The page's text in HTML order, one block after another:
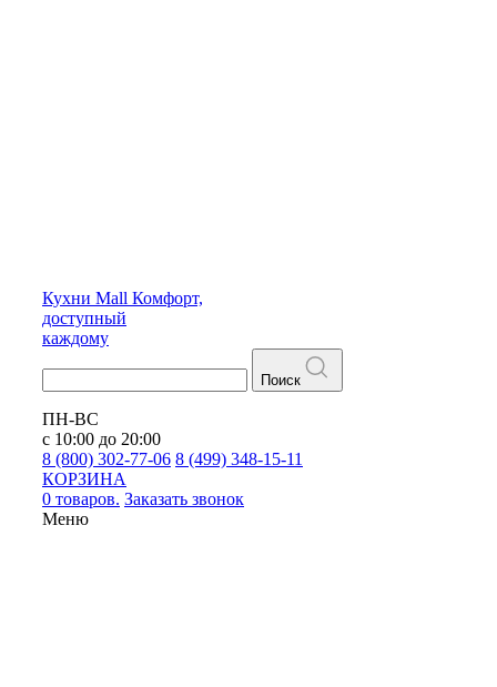
Кухни Mall Комфорт,
доступный
каждому
Поиск
ПН-ВС
с 10:00 до 20:00
8 (800) 302-77-06 8 (499) 348-15-11
КОРЗИНА
0 товаров. Заказать звонок
Меню